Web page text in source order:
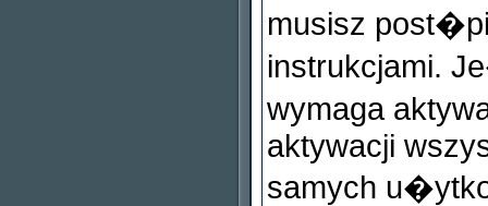
musisz
instrukcjami.
wymaga
aktywacji
samych